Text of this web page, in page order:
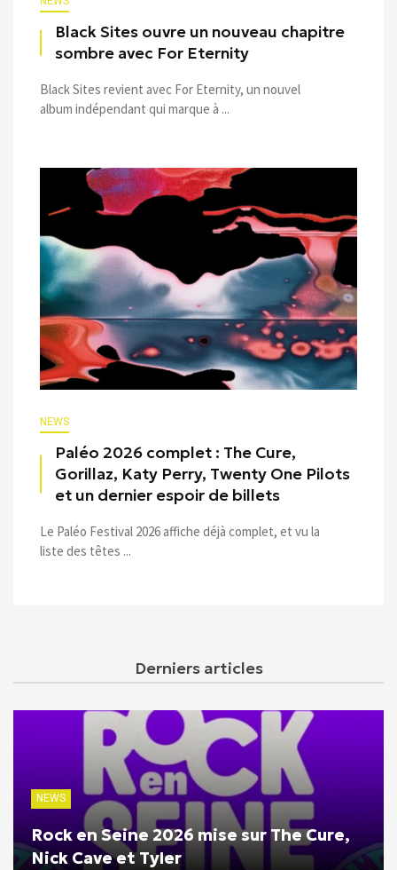
Black Sites ouvre un nouveau chapitre
sombre avec For Eternity
Black Sites revient avec For Eternity, un nouvel
album indépendant qui marque à ...
NEWS
Paléo 2026 complet : The Cure,
Gorillaz, Katy Perry, Twenty One Pilots
et un dernier espoir de billets
Le Paléo Festival 2026 affiche déjà complet, et vu la
liste des têtes ...
Derniers articles
NEWS
Rock en Seine 2026 mise sur The Cure,
Nick Cave et Tyler